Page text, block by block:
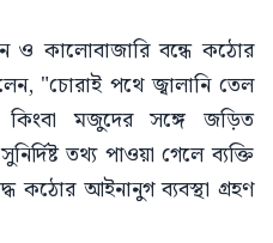
কালোবাজারি বন্ধে কঠোর
"চোরাই পথে জ্বালানি তেল
মজুদের সঙ্গে জড়িত
তথ্য পাওয়া গেলে ব্যক্তি
কঠোর আইনানুগ ব্যবস্থা গ্রহণ